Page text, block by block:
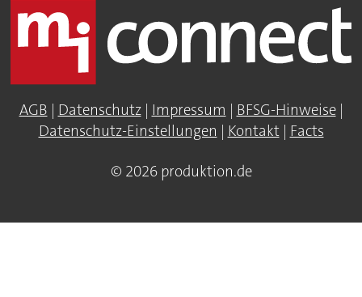
AGB | Datenschutz| Impressum | BFSG-Hinweise|
Datenschutz-Einstellungen | Kontakt| Facts
© 2026 produktion.de